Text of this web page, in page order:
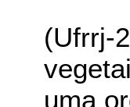
(Ufrrj-
uma